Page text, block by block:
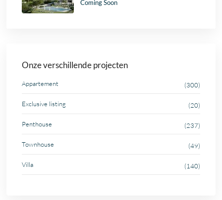
Coming Soon
Onze verschillende projecten
Appartement (300)
Exclusive listing (20)
Penthouse (237)
Townhouse (49)
Villa (140)